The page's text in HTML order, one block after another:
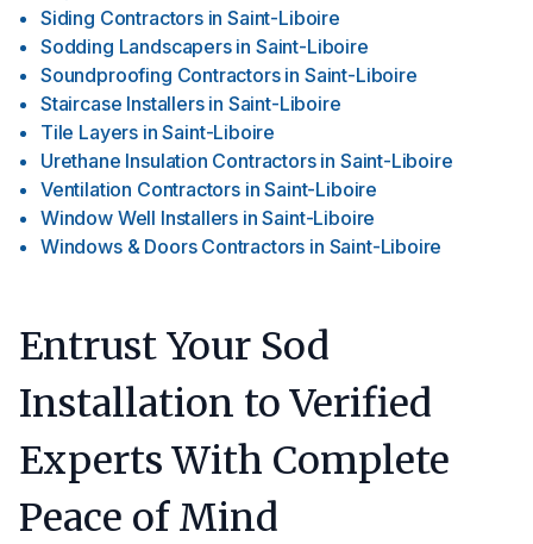
Siding Contractors in Saint-Liboire
Sodding Landscapers in Saint-Liboire
Soundproofing Contractors in Saint-Liboire
Staircase Installers in Saint-Liboire
Tile Layers in Saint-Liboire
Urethane Insulation Contractors in Saint-Liboire
Ventilation Contractors in Saint-Liboire
Window Well Installers in Saint-Liboire
Windows & Doors Contractors in Saint-Liboire
Entrust Your Sod
Installation to Verified
Experts With Complete
Peace of Mind